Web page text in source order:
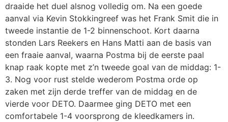
draaide het duel alsnog volledig om. Na een goede
aanval via Kevin Stokkingreef was het Frank Smit die in
tweede instantie de 1-2 binnenschoot. Kort daarna
stonden Lars Reekers en Hans Matti aan de basis van
een fraaie aanval, waarna Postma bij de eerste paal
knap raak kopte met z’n tweede goal van de middag: 1-
3. Nog voor rust stelde wederom Postma orde op
zaken met zijn derde treffer van de middag en de
vierde voor DETO. Daarmee ging DETO met een
comfortabele 1-4 voorsprong de kleedkamers in.